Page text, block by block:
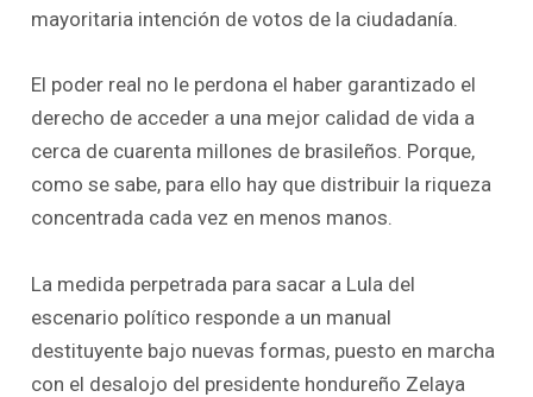
mayoritaria intención de votos de la ciudadanía.
El poder real no le perdona el haber garantizado el
derecho de acceder a una mejor calidad de vida a
cerca de cuarenta millones de brasileños. Porque,
como se sabe, para ello hay que distribuir la riqueza
concentrada cada vez en menos manos.
La medida perpetrada para sacar a Lula del
escenario político responde a un manual
destituyente bajo nuevas formas, puesto en marcha
con el desalojo del presidente hondureño Zelaya